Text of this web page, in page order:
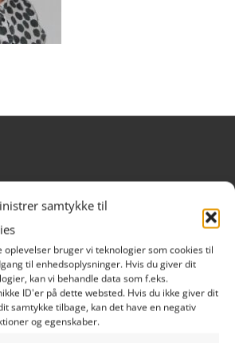
samtykke til
oplevelser bruger vi teknologier som cookies til
til enhedsoplysninger. Hvis du giver dit
kan vi behandle data som f.eks.
ID'er på dette websted. Hvis du ikke giver dit
samtykke tilbage, kan det have en negativ
og egenskaber.